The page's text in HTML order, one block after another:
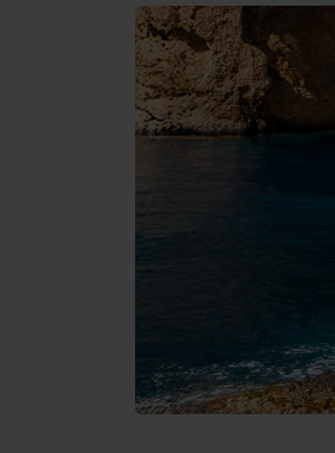
Vi bruger egne cookies
funktionalitet, generere
Når vi anvender
læse mere om vores brug